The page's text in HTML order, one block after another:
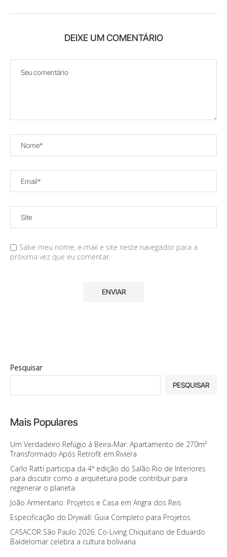
DEIXE UM COMENTÁRIO
Salve meu nome, e-mail e site neste navegador para a
próxima vez que eu comentar.
Pesquisar
PESQUISAR
Mais Populares
Um Verdadeiro Refúgio à Beira-Mar: Apartamento de 270m²
Transformado Após Retrofit em Riviera
Carlo Ratti participa da 4ª edição do Salão Rio de Interiores
para discutir como a arquitetura pode contribuir para
regenerar o planeta
João Armentano: Projetos e Casa em Angra dos Reis
Especificação do Drywall: Guia Completo para Projetos
CASACOR São Paulo 2026: Co-Living Chiquitano de Eduardo
Baldelomar celebra a cultura boliviana